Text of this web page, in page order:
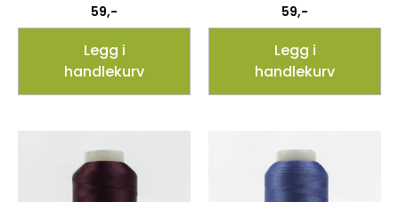
59,-
Legg i
handlekurv
59,-
Legg i
handlekurv